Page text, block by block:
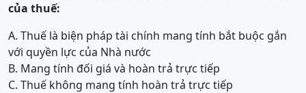
của thuế:
A. Thuế là biện pháp tài chính mang tính bắt buộc gắn
với quyền lực của Nhà nước
B. Mang tính đối giá và hoàn trả trực tiếp
C. Thuế không mang tính hoàn trả trực tiếp